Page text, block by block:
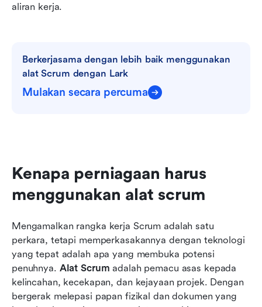
aliran kerja.
Berkerjasama dengan lebih baik menggunakan
alat Scrum dengan Lark
Mulakan secara percuma
Kenapa perniagaan harus
menggunakan alat scrum
Mengamalkan rangka kerja Scrum adalah satu
perkara, tetapi memperkasakannya dengan teknologi
yang tepat adalah apa yang membuka potensi
penuhnya. Alat Scrum adalah pemacu asas kepada
kelincahan, kecekapan, dan kejayaan projek. Dengan
bergerak melepasi papan fizikal dan dokumen yang